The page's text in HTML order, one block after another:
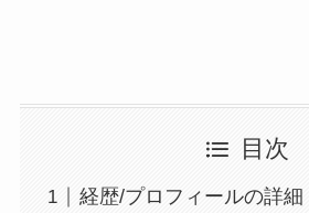
目次
経歴/プロフィールの詳細